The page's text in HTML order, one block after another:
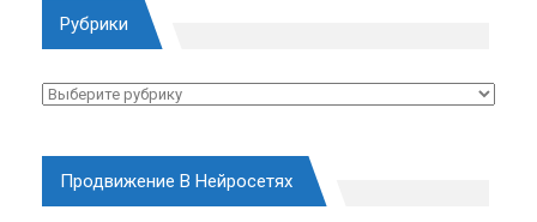
Рубрики
Рубрики
Продвижение В Нейросетях